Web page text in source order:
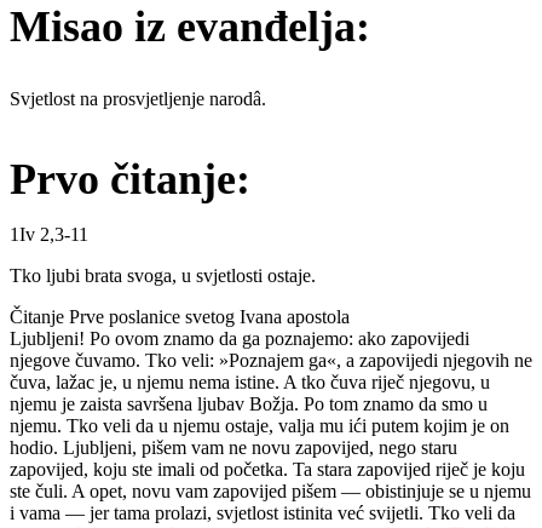
Misao iz evanđelja:
Svjetlost na prosvjetljenje narodâ.
Prvo čitanje:
1Iv 2,3-11
Tko ljubi brata svoga, u svjetlosti ostaje.
Čitanje Prve poslanice svetog Ivana apostola
Ljubljeni! Po ovom znamo da ga poznajemo: ako zapovijedi
njegove čuvamo. Tko veli: »Poznajem ga«, a zapovijedi njegovih ne
čuva, lažac je, u njemu nema istine. A tko čuva riječ njegovu, u
njemu je zaista savršena ljubav Božja. Po tom znamo da smo u
njemu. Tko veli da u njemu ostaje, valja mu ići putem kojim je on
hodio. Ljubljeni, pišem vam ne novu zapovijed, nego staru
zapovijed, koju ste imali od početka. Ta stara zapovijed riječ je koju
ste čuli. A opet, novu vam zapovijed pišem — obistinjuje se u njemu
i vama — jer tama prolazi, svjetlost istinita već svijetli. Tko veli da